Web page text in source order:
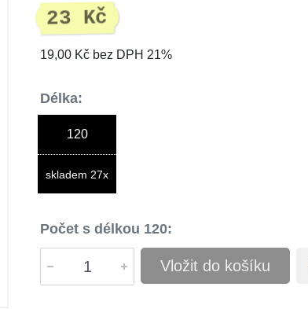
23 Kč
19,00 Kč bez DPH 21%
Délka:
120
skladem 27x
Počet s délkou 120:
Vložit do košíku